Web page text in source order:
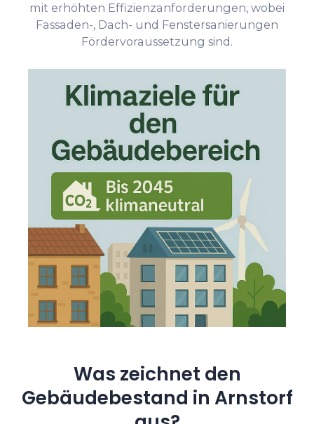
mit erhöhten Effizienzanforderungen, wobei
Fassaden-, Dach- und Fenstersanierungen
Fördervoraussetzung sind.
Was zeichnet den
Gebäudebestand in Arnstorf